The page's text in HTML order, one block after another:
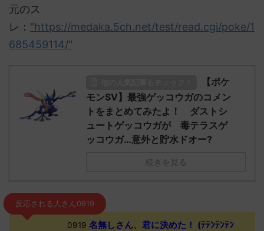
元のス
レ： "https://medaka.5ch.net/test/read.cgi/poke/1
685459114/"
【ポケ
モンSV】最強ゲッコウガのコメン
トをまとめてみたよ！ ダストシ
ュートゲッコウガが 毒テラスゲ
ッコウガ…意外と貯水ドオー?
続きを見る
反応される人さん0919
0919 名無しさん、君に決めた！ (ﾃﾃﾝﾃﾝﾃﾝ